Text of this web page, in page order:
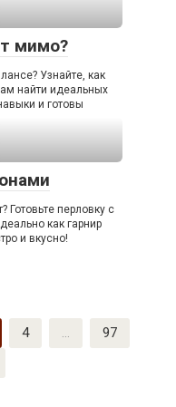
мимо?
Узнайте, как
найти идеальных
и готовы
Готовьте перловку с
как гарнир
и вкусно!
4 …
97